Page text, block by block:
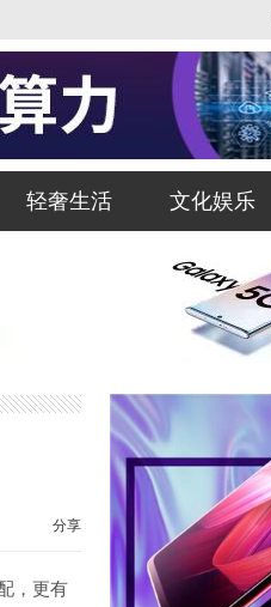
轻奢生活 文化娱乐
分享
，更有